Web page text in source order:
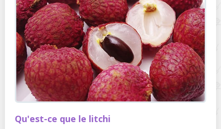
Qu'est-ce que le litchi